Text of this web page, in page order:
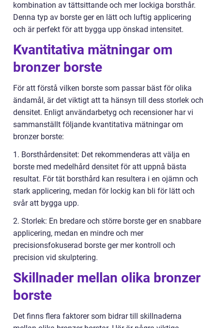
kombination av tättsittande och mer lockiga borsthår.
Denna typ av borste ger en lätt och luftig applicering
och är perfekt för att bygga upp önskad intensitet.
Kvantitativa mätningar om
bronzer borste
För att förstå vilken borste som passar bäst för olika
ändamål, är det viktigt att ta hänsyn till dess storlek och
densitet. Enligt användarbetyg och recensioner har vi
sammanställt följande kvantitativa mätningar om
bronzer borste:
1. Borsthårdensitet: Det rekommenderas att välja en
borste med medelhård densitet för att uppnå bästa
resultat. För tät borsthård kan resultera i en ojämn och
stark applicering, medan för lockig kan bli för lätt och
svår att bygga upp.
2. Storlek: En bredare och större borste ger en snabbare
applicering, medan en mindre och mer
precisionsfokuserad borste ger mer kontroll och
precision vid skulptering.
Skillnader mellan olika bronzer
borste
Det finns flera faktorer som bidrar till skillnaderna